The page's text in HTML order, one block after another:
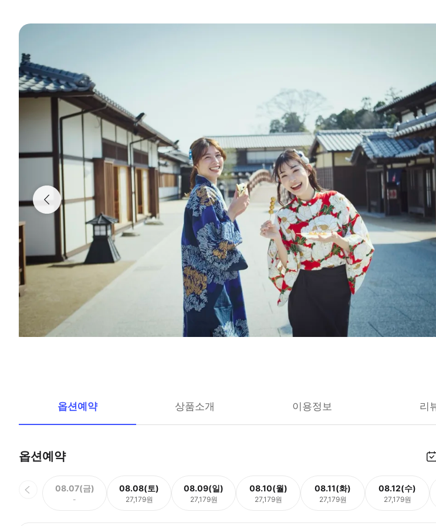
옵션예약 상품소개 이용정보 리
옵션예약
08.07(금)
-
08.08(토)
27,179원
08.09(일)
27,179원
08.10(월)
27,179원
08.11(화)
27,179원
08.12(수)
27,179원